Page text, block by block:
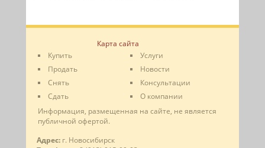
Карта сайта
Купить
Продать
Снять
Сдать
Услуги
Новости
Консультации
О компании
Информация, размещенная на сайте, не является
публичной офертой.
Адрес: г. Новосибирск